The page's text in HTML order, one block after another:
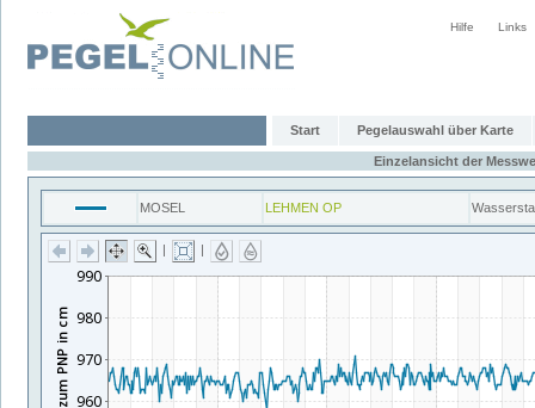
Hilfe Links
Start Pegelauswahl über Karte
Einzelansicht der
MOSEL LEHMEN OP
| |